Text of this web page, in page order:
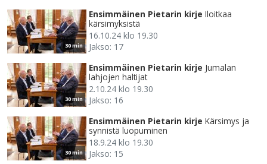
30 min
Ensimmäinen Pietarin kirje Iloitkaa
kärsimyksistä
16.10.24 klo 19.30
Jakso: 17
30 min
Ensimmäinen Pietarin kirje Jumalan
lahjojen haltijat
2.10.24 klo 19.30
Jakso: 16
30 min
Ensimmäinen Pietarin kirje Kärsimys ja
synnistä luopuminen
18.9.24 klo 19.30
Jakso: 15